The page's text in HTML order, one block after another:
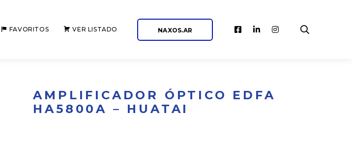
FAVORITOS VER LISTADO NAXOS.AR
AMPLIFICADOR ÓPTICO EDFA
HA5800A – HUATAI